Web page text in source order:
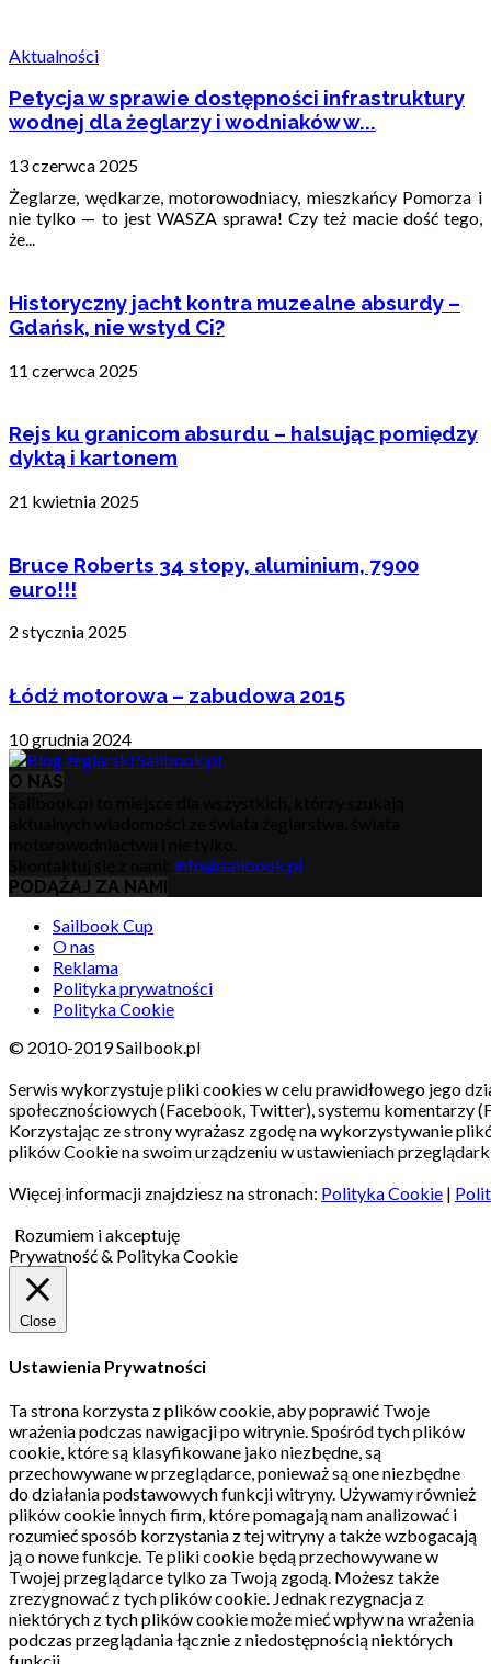
Aktualności
Petycja w sprawie dostępności infrastruktury
wodnej dla żeglarzy i wodniaków w...
13 czerwca 2025
Żeglarze, wędkarze, motorowodniacy, mieszkańcy Pomorza i
nie tylko — to jest WASZA sprawa! Czy też macie dość tego,
że...
Historyczny jacht kontra muzealne absurdy –
Gdańsk, nie wstyd Ci?
11 czerwca 2025
Rejs ku granicom absurdu – halsując pomiędzy
dyktą i kartonem
21 kwietnia 2025
Bruce Roberts 34 stopy, aluminium, 7900
euro!!!
2 stycznia 2025
Łódź motorowa – zabudowa 2015
10 grudnia 2024
O NAS
info@sailbook.pl
PODĄŻAJ ZA NAMI
Sailbook Cup
O nas
Reklama
Polityka prywatności
Polityka Cookie
© 2010-2019 Sailbook.pl
Serwis wykorzystuje pliki cookies w celu prawidłowego jego
społecznościowych (Facebook, Twitter), systemu komentarzy
Korzystając ze strony wyrażasz zgodę na wykorzystywanie
plików Cookie na swoim urządzeniu w ustawieniach
Więcej informacji znajdziesz na stronach: Polityka Cookie |
Rozumiem i akceptuję
Prywatność & Polityka Cookie
Close
Ustawienia Prywatności
Ta strona korzysta z plików cookie, aby poprawić Twoje
wrażenia podczas nawigacji po witrynie.Spośród tych plików
cookie, które są klasyfikowane jako niezbędne, są
przechowywane w przeglądarce, ponieważ są one niezbędne
do działania podstawowych funkcji witryny. Używamy również
plików cookie innych firm, które pomagają nam analizować i
rozumieć sposób korzystania z tej witryny a także wzbogacają
ją o nowe funkcje. Te pliki cookie będą przechowywane w
Twojej przeglądarce tylko za Twoją zgodą. Możesz także
zrezygnować z tych plików cookie. Jednak rezygnacja z
niektórych z tych plików cookie może mieć wpływ na wrażenia
podczas przeglądania łącznie z niedostępnością niektórych